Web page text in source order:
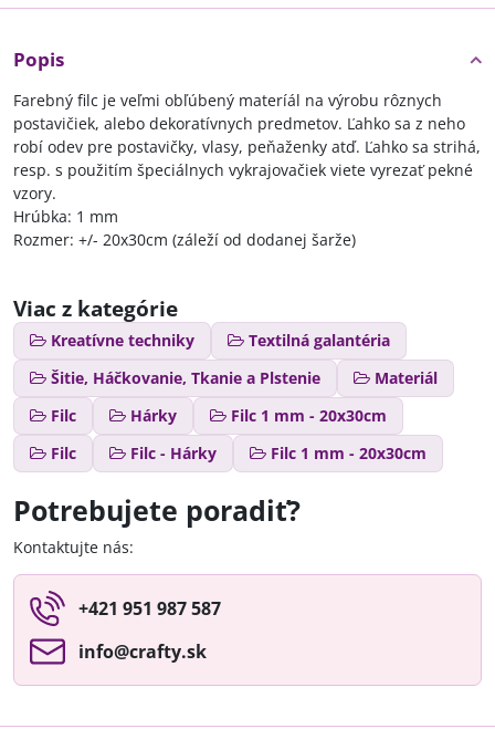
Popis
Farebný filc je veľmi obľúbený materíál na výrobu rôznych
postavičiek, alebo dekoratívnych predmetov. Ľahko sa z neho
robí odev pre postavičky, vlasy, peňaženky atď. Ľahko sa strihá,
resp. s použitím špeciálnych vykrajovačiek viete vyrezať pekné
vzory.
Hrúbka: 1 mm
Rozmer: +/- 20x30cm (záleží od dodanej šarže)
Viac z kategórie
Kreatívne techniky
Textilná galantéria
Šitie, Háčkovanie, Tkanie a Plstenie
Materiál
Filc
Hárky
Filc 1 mm - 20x30cm
Filc
Filc - Hárky Filc 1 mm - 20x30cm
Potrebujete poradiť?
Kontaktujte nás:
+421 951 987 587
info​@crafty​.sk